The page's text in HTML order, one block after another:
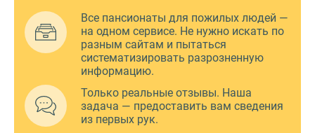
Все пансионаты для пожилых людей —
на одном сервисе. Не нужно искать по
разным сайтам и пытаться
систематизировать разрозненную
информацию.
Только реальные отзывы. Наша
задача — предоставить вам сведения
из первых рук.